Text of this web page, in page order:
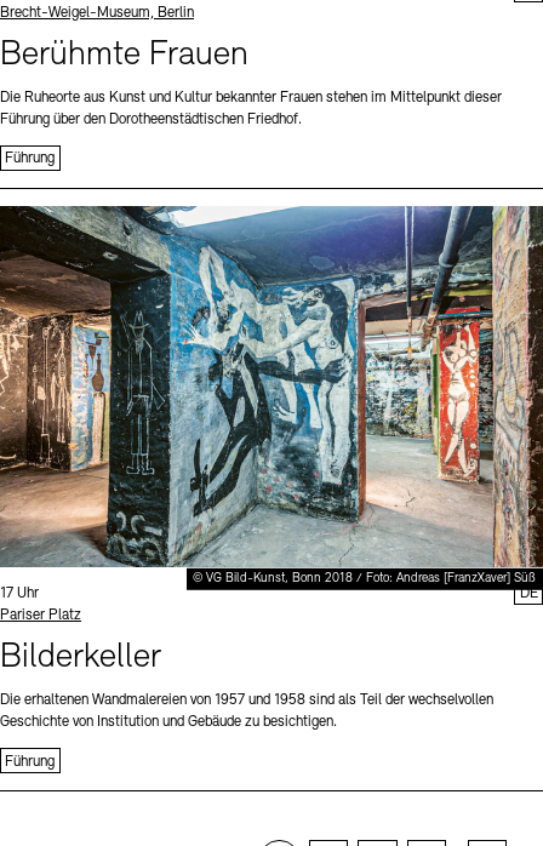
Standort
Brecht-Weigel-Museum, Berlin
Berühmte Frauen
Die Ruheorte aus Kunst und Kultur bekannter Frauen stehen im Mittelpunkt dieser
Führung über den Dorotheenstädtischen Friedhof.
Führung
© VG Bild-Kunst, Bonn 2018 / Foto: Andreas [FranzXaver] Süß
Uhrzeit:
17 Uhr
Standort
Pariser Platz
Bilderkeller
Die erhaltenen Wandmalereien von 1957 und 1958 sind als Teil der wechselvollen
Geschichte von Institution und Gebäude zu besichtigen.
Führung
DE